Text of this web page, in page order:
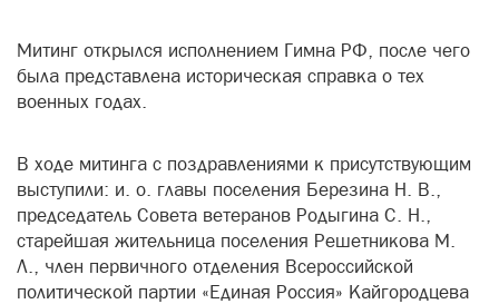
Митинг открылся исполнением Гимна РФ, после чего
была представлена историческая справка о тех
военных годах.
В ходе митинга с поздравлениями к присутствующим
выступили: и. о. главы поселения Березина Н. В.,
председатель Совета ветеранов Родыгина С. Н.,
старейшая жительница поселения Решетникова М.
Л., член первичного отделения Всероссийской
политической партии «Единая Россия» Кайгородцева